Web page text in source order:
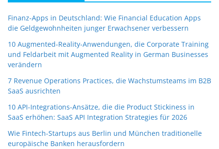
Finanz-Apps in Deutschland: Wie Financial Education Apps
die Geldgewohnheiten junger Erwachsener verbessern
10 Augmented-Reality-Anwendungen, die Corporate Training
und Feldarbeit mit Augmented Reality in German Businesses
verändern
7 Revenue Operations Practices, die Wachstumsteams im B2B
SaaS ausrichten
10 API-Integrations-Ansätze, die die Product Stickiness in
SaaS erhöhen: SaaS API Integration Strategies für 2026
Wie Fintech-Startups aus Berlin und München traditionelle
europäische Banken herausfordern